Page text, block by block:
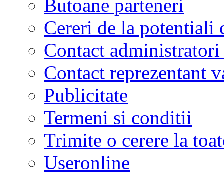
Butoane parteneri
Cereri de la potentiali
Contact
Contact reprezentant
Publicitate
Termeni si conditii
Trimite o cerere la
Useronline